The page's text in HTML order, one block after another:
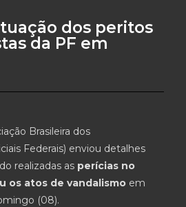
dos peritos
da PF em
Brasileira dos
Federais) enviou detalhes
realizadas as perícias no
os atos de vandalismo em
(08).